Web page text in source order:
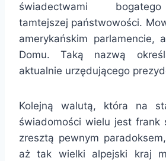
świadectwami
tamtejszej państwowości.
amerykańskim parlamencie,
Domu. Taką nazwą
aktualnie urzędującego
Kolejną walutą, która na
świadomości wielu jest frank
zresztą pewnym
aż tak wielki alpejski kraj